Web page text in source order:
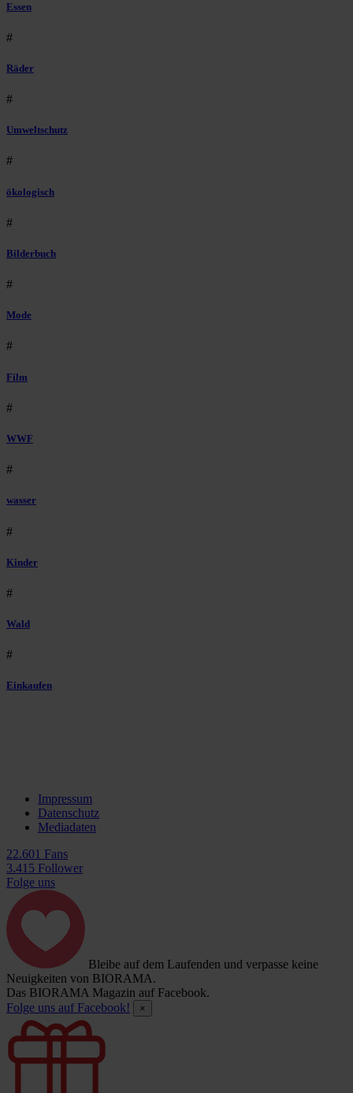
Essen
#
Räder
#
Umweltschutz
#
ökologisch
#
Bilderbuch
#
Mode
#
Film
#
WWF
#
wasser
#
Kinder
#
Wald
#
Einkaufen
Impressum
Datenschutz
Mediadaten
22.601 Fans
3.415 Follower
Folge uns
Bleibe auf dem Laufenden und verpasse keine
Neuigkeiten von BIORAMA.
Das BIORAMA Magazin auf Facebook.
Folge uns auf Facebook!
×